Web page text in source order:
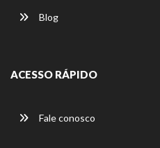
Blog
ACESSO RÁPIDO
Fale conosco